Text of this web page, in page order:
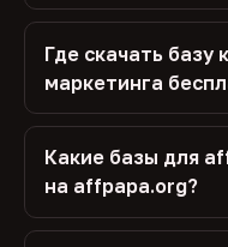
Где скачать
маркетинга
Какие базы для
на affpapa.org?